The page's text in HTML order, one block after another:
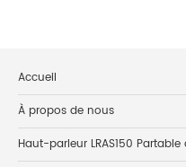
Accueil
À propos de nous
Haut-parleur LRAS150